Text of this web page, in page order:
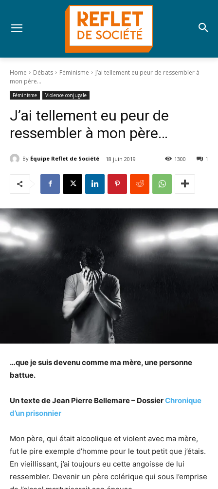
Home Débats Féminisme
J’ai tellement eu peur de ressembler à
mon père...
Féminisme Violence conjugale
J’ai tellement eu peur de
ressembler à mon père…
By Équipe Reflet de Société 18 juin 2019 1
1300
…que je suis devenu comme ma mère, une personne
battue.
Un texte de Jean Pierre Bellemare – DossierChronique
d’un prisonnier
Mon père, qui était alcoolique et violent avec ma mère,
fut le pire exemple d’homme pour le tout petit que j’étais.
En vieillissant, j’ai toujours eu cette angoisse de lui
ressembler. Devenir un père colérique qui sous l’emprise